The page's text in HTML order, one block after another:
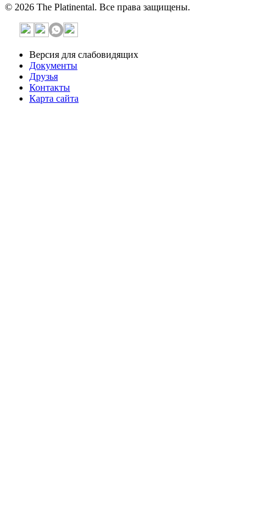
© 2026 The Platinental. Все права защищены.
Версия для слабовидящих
Документы
Друзья
Контакты
Карта сайта